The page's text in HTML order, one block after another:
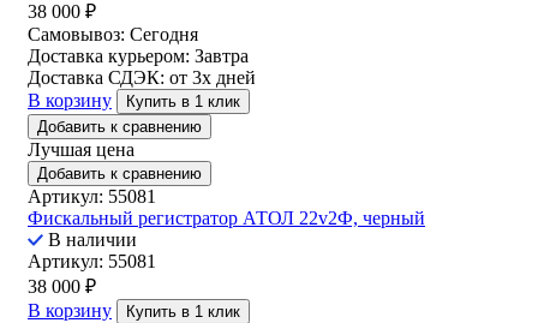
38 000 ₽
Самовывоз: Сегодня
Доставка курьером: Завтра
Доставка СДЭК: от 3х дней
В корзину
Купить в 1 клик
Добавить к сравнению
Лучшая цена
Добавить к сравнению
Артикул: 55081
Фискальный регистратор АТОЛ 22v2Ф, черный
В наличии
Артикул: 55081
38 000 ₽
В корзину
Купить в 1 клик